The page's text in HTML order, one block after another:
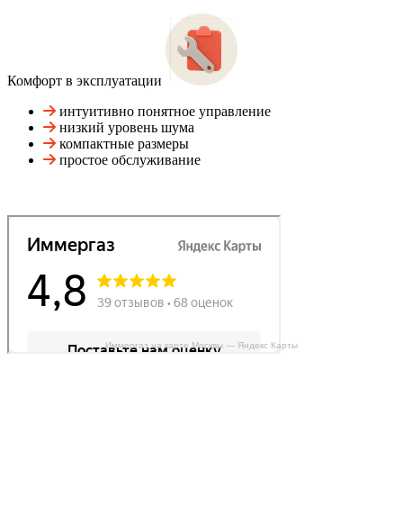
Комфорт в эксплуатации
интуитивно понятное управление
низкий уровень шума
компактные размеры
простое обслуживание
Иммергаз на карте Москвы — Яндекс Карты